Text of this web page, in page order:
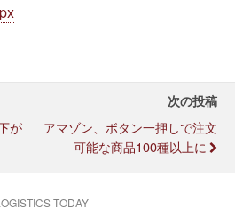
が
次の投稿
アマゾン、ボタン一押しで注文
可能な商品100種以上に
TODAY